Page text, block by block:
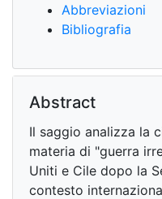
Abbreviazioni
Bibliografia
Abstract
Il saggio analizza la
materia di "guerra
Uniti e Cile dopo la
contesto